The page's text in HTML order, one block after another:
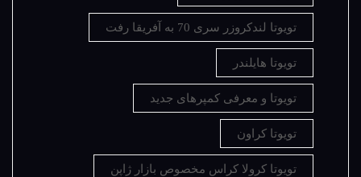
تویوتا لندکروزر سری 70 به آفریقا رفت
تویوتا هایلندر
تویوتا و معرفی کمپرهای جدید
تویوتا کراون
تویوتا کرولا کراس مخصوص بازار ژاپن